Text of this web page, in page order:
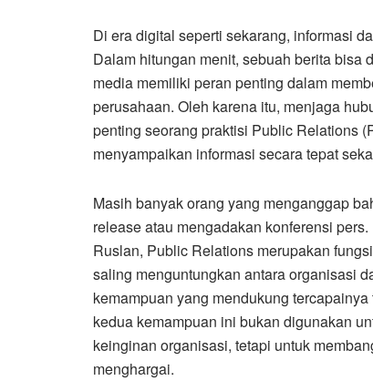
Di era digital seperti sekarang, informasi
Dalam hitungan menit, sebuah berita
media memiliki peran penting dalam
perusahaan. Oleh karena itu, menjaga
penting seorang praktisi Public Relations
menyampaikan informasi secara tepat
Masih banyak orang yang menganggap
release atau mengadakan konferensi
Ruslan, Public Relations merupakan
saling menguntungkan antara organisasi
kemampuan yang mendukung
kedua kemampuan ini bukan digunakan
keinginan organisasi, tetapi untuk
menghargai.